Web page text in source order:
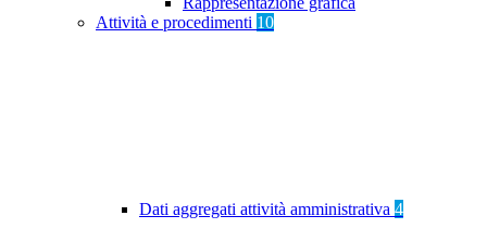
Attività e procedimenti 10
Dati aggregati attività amministrativa 4